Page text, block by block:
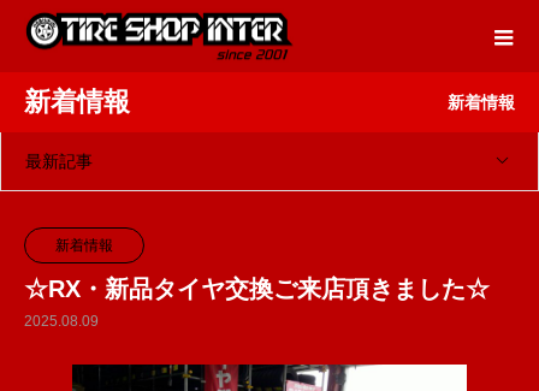
新着情報 新着情報
最新記事
新着情報
☆RX・新品タイヤ交換ご来店頂きました☆
2025.08.09